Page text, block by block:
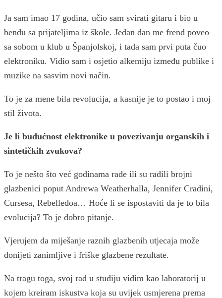
Ja sam imao 17 godina, učio sam svirati gitaru i bio u
bendu sa prijateljima iz škole. Jedan dan me frend poveo
sa sobom u klub u Španjolskoj, i tada sam prvi puta čuo
elektroniku. Vidio sam i osjetio alkemiju između publike i
muzike na sasvim novi način.
To je za mene bila revolucija, a kasnije je to postao i moj
stil života.
Je li budućnost elektronike u povezivanju organskih i
sintetičkih zvukova?
To je nešto što već godinama rade ili su radili brojni
glazbenici poput Andrewa Weatherhalla, Jennifer Cradini,
Cursesa, Rebelledoa… Hoće li se ispostaviti da je to bila
evolucija? To je dobro pitanje.
Vjerujem da miješanje raznih glazbenih utjecaja može
donijeti zanimljive i friške glazbene rezultate.
Na tragu toga, svoj rad u studiju vidim kao laboratorij u
kojem kreiram iskustva koja su uvijek usmjerena prema